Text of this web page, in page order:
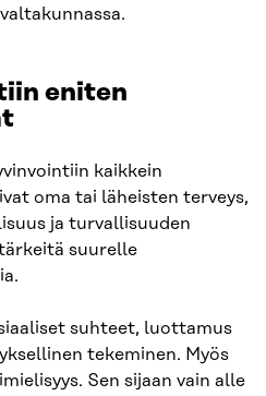
eniten
kaikkein
oma tai läheisten terveys,
ja turvallisuuden
suurelle
suhteet, luottamus
tekeminen. Myös
Sen sijaan vain alle